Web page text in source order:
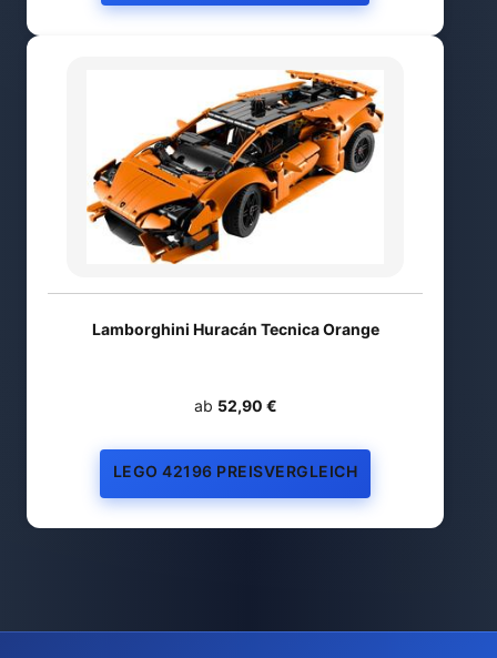
Lamborghini Huracán Tecnica Orange
ab 52,90 €
LEGO 42196 PREISVERGLEICH